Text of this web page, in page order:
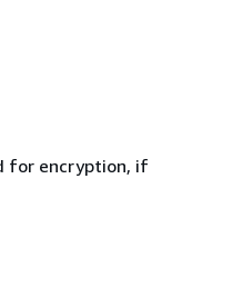
for encryption, if